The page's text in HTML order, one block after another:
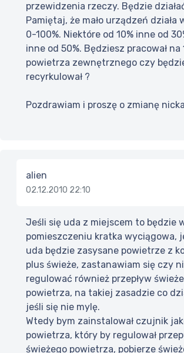
przewidzenia rzeczy. Będzie
Pamiętaj, że mało urządzeń działa
0-100%. Niektóre od 10% inne od
inne od 50%. Będziesz pracował na
powietrza zewnętrznego czy
recyrkulował ?
Pozdrawiam i proszę o zmianę
alien
02.12.2010 22:10
Jeśli się uda z miejscem to będzie
pomieszczeniu kratka wyciągowa,
uda będzie zasysane powietrze z
plus świeże, zastanawiam się czy
regulować również przepływ
powietrza, na takiej zasadzie co
jeśli się nie mylę.
Wtedy bym zainstalował czujnik
powietrza, który by regulował
świeżego powietrza, pobierze